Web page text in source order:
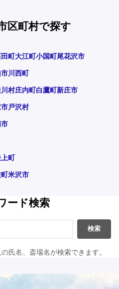
区町村で探す
町大江町小国町尾花沢市
川西町
村庄内町白鷹町新庄市
戸沢村
町
米沢市
ード検索
検索
氏名、斎場名が検索できます。